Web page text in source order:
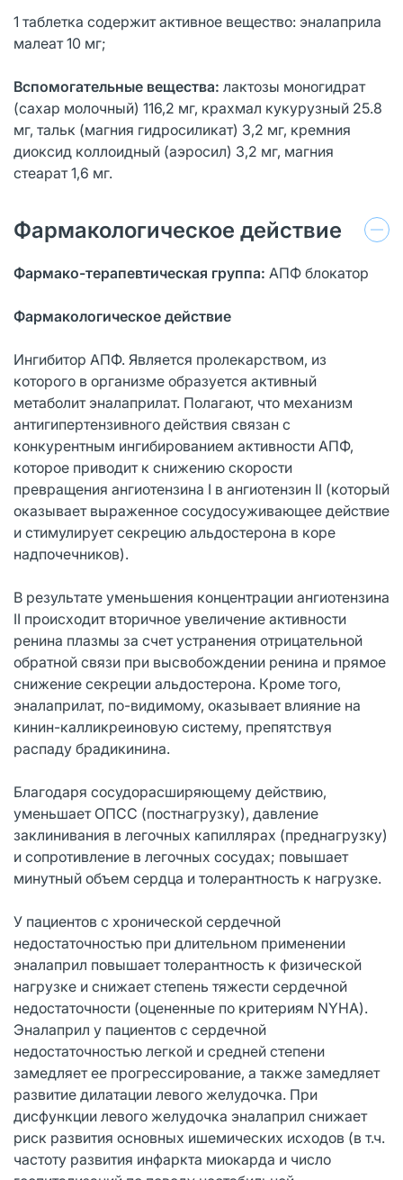
1 таблетка содержит активное вещество: эналаприла
малеат 10 мг;
Вспомогательные вещества: лактозы моногидрат
(сахар молочный) 116,2 мг, крахмал кукурузный 25.8
мг, тальк (магния гидросиликат) 3,2 мг, кремния
диоксид коллоидный (аэросил) 3,2 мг, магния
стеарат 1,6 мг.
Фармакологическое действие
Фармако-терапевтическая группа: АПФ блокатор
Фармакологическое действие
Ингибитор АПФ. Является пролекарством, из
которого в организме образуется активный
метаболит эналаприлат. Полагают, что механизм
антигипертензивного действия связан с
конкурентным ингибированием активности АПФ,
которое приводит к снижению скорости
превращения ангиотензина I в ангиотензин II (который
оказывает выраженное сосудосуживающее действие
и стимулирует секрецию альдостерона в коре
надпочечников).
В результате уменьшения концентрации ангиотензина
II происходит вторичное увеличение активности
ренина плазмы за счет устранения отрицательной
обратной связи при высвобождении ренина и прямое
снижение секреции альдостерона. Кроме того,
эналаприлат, по-видимому, оказывает влияние на
кинин-калликреиновую систему, препятствуя
распаду брадикинина.
Благодаря сосудорасширяющему действию,
уменьшает ОПСС (постнагрузку), давление
заклинивания в легочных капиллярах (преднагрузку)
и сопротивление в легочных сосудах; повышает
минутный объем сердца и толерантность к нагрузке.
У пациентов с хронической сердечной
недостаточностью при длительном применении
эналаприл повышает толерантность к физической
нагрузке и снижает степень тяжести сердечной
недостаточности (оцененные по критериям NYHA).
Эналаприл у пациентов с сердечной
недостаточностью легкой и средней степени
замедляет ее прогрессирование, а также замедляет
развитие дилатации левого желудочка. При
дисфункции левого желудочка эналаприл снижает
риск развития основных ишемических исходов (в т.ч.
частоту развития инфаркта миокарда и число